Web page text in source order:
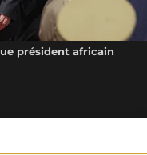
président africain